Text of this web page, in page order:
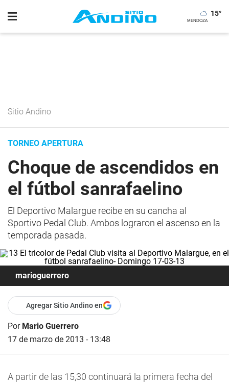
15°
Sitio Andino
TORNEO APERTURA
Choque de ascendidos en
el fútbol sanrafaelino
El Deportivo Malargue recibe en su cancha al
Sportivo Pedal Club. Ambos lograron el ascenso en la
temporada pasada.
marioguerrero
Agregar Sitio Andino en
Por Mario Guerrero
17 de marzo de 2013 - 13:48
A partir de las 15,30 continuará la primera fecha del